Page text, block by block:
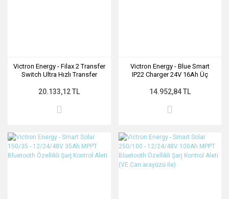
Victron Energy - Filax 2 Transfer
Switch Ultra Hızlı Transfer
20.133,12 TL
Victron Energy - Blue Smart
IP22 Charger 24V 16Ah Üç
14.952,84 TL